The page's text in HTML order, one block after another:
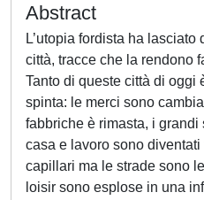
Abstract
L’utopia fordista ha
città, tracce che la rendono
Tanto di queste città di oggi
spinta: le merci sono
fabbriche è rimasta, i
casa e lavoro sono
capillari ma le strade sono
loisir sono esplose in una